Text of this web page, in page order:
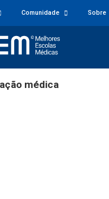
Comunidade Sobre
médica